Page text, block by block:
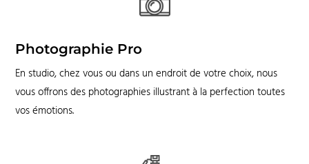
Photographie Pro
En studio, chez vous ou dans un endroit de votre choix, nous
vous offrons des photographies illustrant à la perfection toutes
vos émotions.